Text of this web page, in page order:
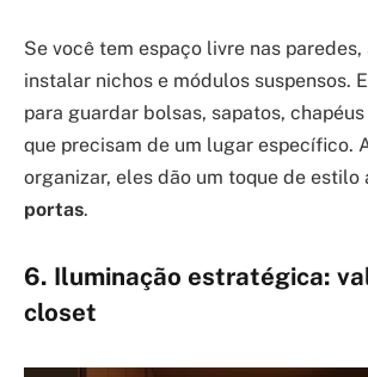
Se você tem espaço livre nas
instalar nichos e módulos suspensos.
para guardar bolsas, sapatos,
que precisam de um lugar específico.
organizar, eles dão um toque de estilo
portas.
6. Iluminação estratégica:
closet